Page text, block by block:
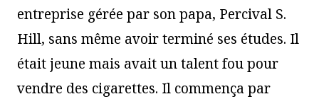
entreprise gérée par son papa, Percival S.
Hill, sans même avoir terminé ses études. Il
était jeune mais avait un talent fou pour
vendre des cigarettes. Il commença par